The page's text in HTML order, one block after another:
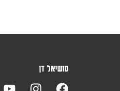
סושיאל דן